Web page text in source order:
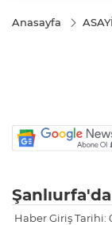
Anasayfa
Şanlıurfa'da
Haber Giriş Tarihi: